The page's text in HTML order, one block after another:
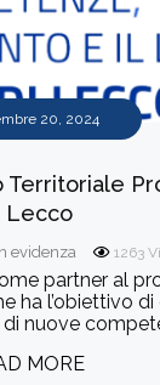
20, 2024
Territoriale
Lecco
evidenza 1263
partner al
ha l’obiettivo
nuove
MORE